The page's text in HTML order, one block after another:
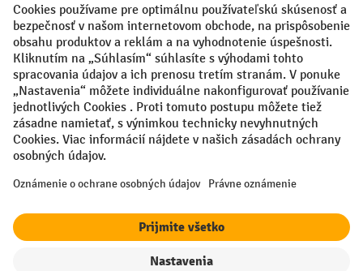
Sociálne siete
Facebook
YouTube
LinkedIn
Nastavenia ochrany osobných údajov
All prices excl. VAT plusshipping costsand possible delivery charges,
¹ Zľava platí do vypredania zásob. Zľava sa nevzťahuje na špeciálne